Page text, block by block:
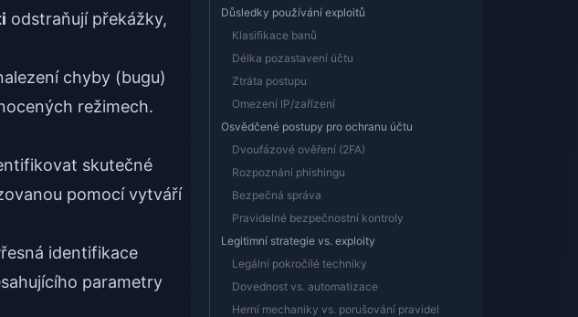
odstraňují překážky,
chyby (bugu)
režimech.
skutečné
pomocí vytváří
identifikace
parametry
Důsledky používání exploitů
Klasifikace banů
Délka pozastavení účtu
Ztráta postupu
Omezení IP/zařízení
Osvědčené postupy pro ochranu účtu
Dvoufázové ověření (2FA)
Rozpoznání phishingu
Bezpečná správa
Pravidelné bezpečnostní kontroly
Legitimní strategie vs. exploity
Legální pokročilé techniky
Dovednost vs. automatizace
Herní mechaniky vs. porušování pravidel